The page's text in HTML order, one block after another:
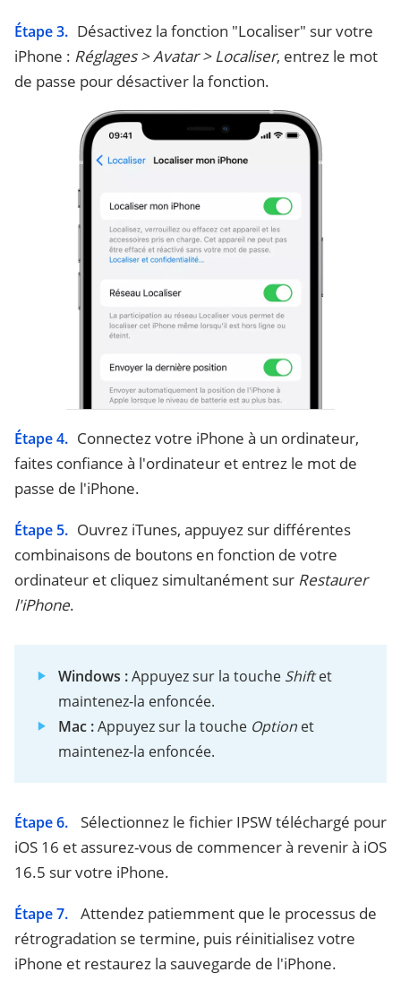
Étape 3. Désactivez la fonction "Localiser" sur votre
iPhone : Réglages > Avatar > Localiser, entrez le mot
de passe pour désactiver la fonction.
Étape 4. Connectez votre iPhone à un ordinateur,
faites confiance à l'ordinateur et entrez le mot de
passe de l'iPhone.
Étape 5. Ouvrez iTunes, appuyez sur différentes
combinaisons de boutons en fonction de votre
ordinateur et cliquez simultanément sur Restaurer
l'iPhone.
Windows :Appuyez sur la touche Shiftet
maintenez-la enfoncée.
Mac :Appuyez sur la touche Option et
maintenez-la enfoncée.
Étape 6.
Sélectionnez le fichier IPSW téléchargé pour
iOS 16 et assurez-vous de commencer à revenir à iOS
16.5 sur votre iPhone.
Étape 7.
Attendez patiemment que le processus de
rétrogradation se termine, puis réinitialisez votre
iPhone et restaurez la sauvegarde de l'iPhone.